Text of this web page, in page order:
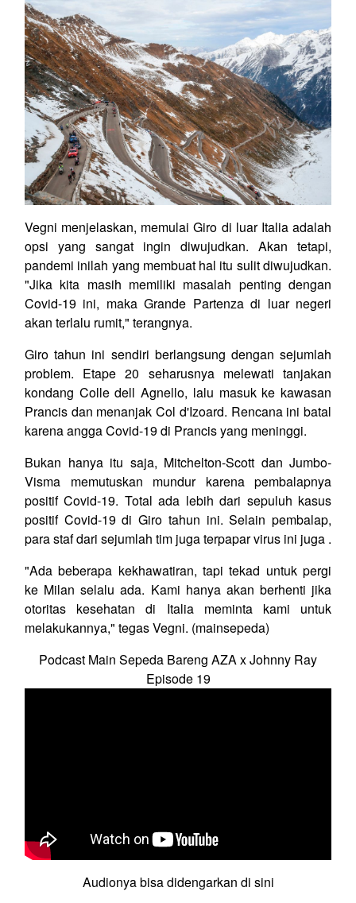
Vegni menjelaskan, memulai Giro di luar Italia adalah
opsi yang sangat ingin diwujudkan. Akan tetapi,
pandemi inilah yang membuat hal itu sulit diwujudkan.
"Jika kita masih memiliki masalah penting dengan
Covid-19 ini, maka Grande Partenza di luar negeri
akan terlalu rumit," terangnya.
Giro tahun ini sendiri berlangsung dengan sejumlah
problem. Etape 20 seharusnya melewati tanjakan
kondang Colle dell Agnello, lalu masuk ke kawasan
Prancis dan menanjak Col d'Izoard. Rencana ini batal
karena angga Covid-19 di Prancis yang meninggi.
Bukan hanya itu saja, Mitchelton-Scott dan Jumbo-
Visma memutuskan mundur karena pembalapnya
positif Covid-19. Total ada lebih dari sepuluh kasus
positif Covid-19 di Giro tahun ini. Selain pembalap,
para staf dari sejumlah tim juga terpapar virus ini juga .
"Ada beberapa kekhawatiran, tapi tekad untuk pergi
ke Milan selalu ada. Kami hanya akan berhenti jika
otoritas kesehatan di Italia meminta kami untuk
melakukannya," tegas Vegni. (mainsepeda)
Podcast Main Sepeda Bareng AZA x Johnny Ray
Episode 19
Audionya bisa didengarkan di sini